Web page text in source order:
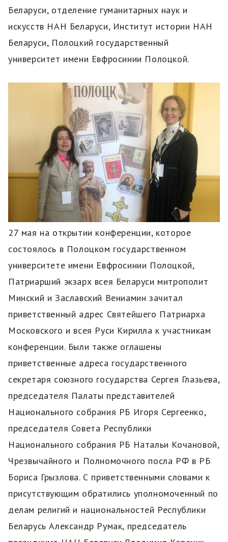
Беларуси, отделение гуманитарных наук и
искусств НАН Беларуси, Институт истории НАН
Беларуси, Полоцкий государственный
университет имени Евфросинии Полоцкой.
27 мая на открытии конференции, которое
состоялось в Полоцком государственном
университете имени Евфросинии Полоцкой,
Патриарший экзарх всея Беларуси митрополит
Минский и Заславский Вениамин зачитал
приветственный адрес Святейшего Патриарха
Московского и всея Руси Кирилла к участникам
конференции. Были также оглашены
приветственные адреса государственного
секретаря союзного государства Сергея Глазьева,
председателя Палаты представителей
Национального собрания РБ Игоря Сергеенко,
председателя Совета Республики
Национального собрания РБ Натальи Кочановой,
Чрезвычайного и Полномочного посла РФ в РБ
Бориса Грызлова. С приветственными словами к
присутствующим обратились уполномоченный по
делам религий и национальностей Республики
Беларусь Александр Румак, председатель